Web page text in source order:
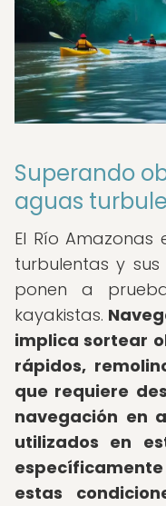
Superando
aguas
El Río
turbulentas y
ponen a
kayakistas.
implica sortear
rápidos,
que requiere
navegación en
utilizados en
estas